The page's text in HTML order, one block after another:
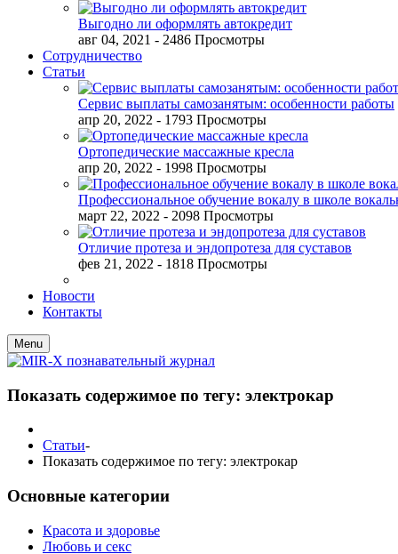
Выгодно ли оформлять автокредит
авг 04, 2021 - 2486 Просмотры
Сотрудничество
Статьи
Сервис выплаты самозанятым: особенности работы
апр 20, 2022 - 1793 Просмотры
Ортопедические массажные кресла
апр 20, 2022 - 1998 Просмотры
Профессиональное обучение вокалу в школе
март 22, 2022 - 2098 Просмотры
Отличие протеза и эндопротеза для суставов
фев 21, 2022 - 1818 Просмотры
Новости
Контакты
Menu
Показать содержимое по тегу: электрокар
Статьи-
Показать содержимое по тегу: электрокар
Основные категории
Красота и здоровье
Любовь и секс